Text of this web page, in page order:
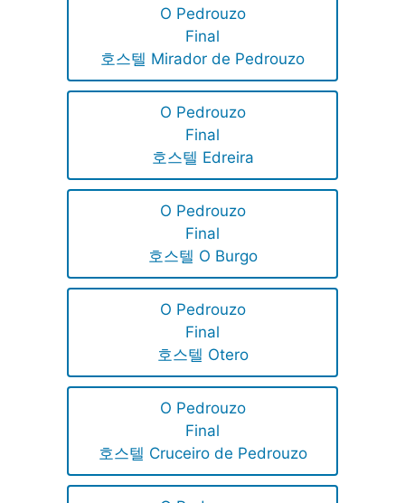
O Pedrouzo
Final
호스텔 Mirador de Pedrouzo
O Pedrouzo
Final
호스텔 Edreira
O Pedrouzo
Final
호스텔 O Burgo
O Pedrouzo
Final
호스텔 Otero
O Pedrouzo
Final
호스텔 Cruceiro de Pedrouzo